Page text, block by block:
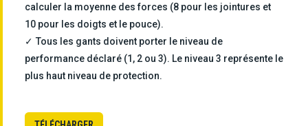
calculer la moyenne des forces (8 pour les jointures et
10 pour les doigts et le pouce).
Tous les gants doivent porter le niveau de
performance déclaré (1, 2 ou 3). Le niveau 3 représente le
plus haut niveau de protection.